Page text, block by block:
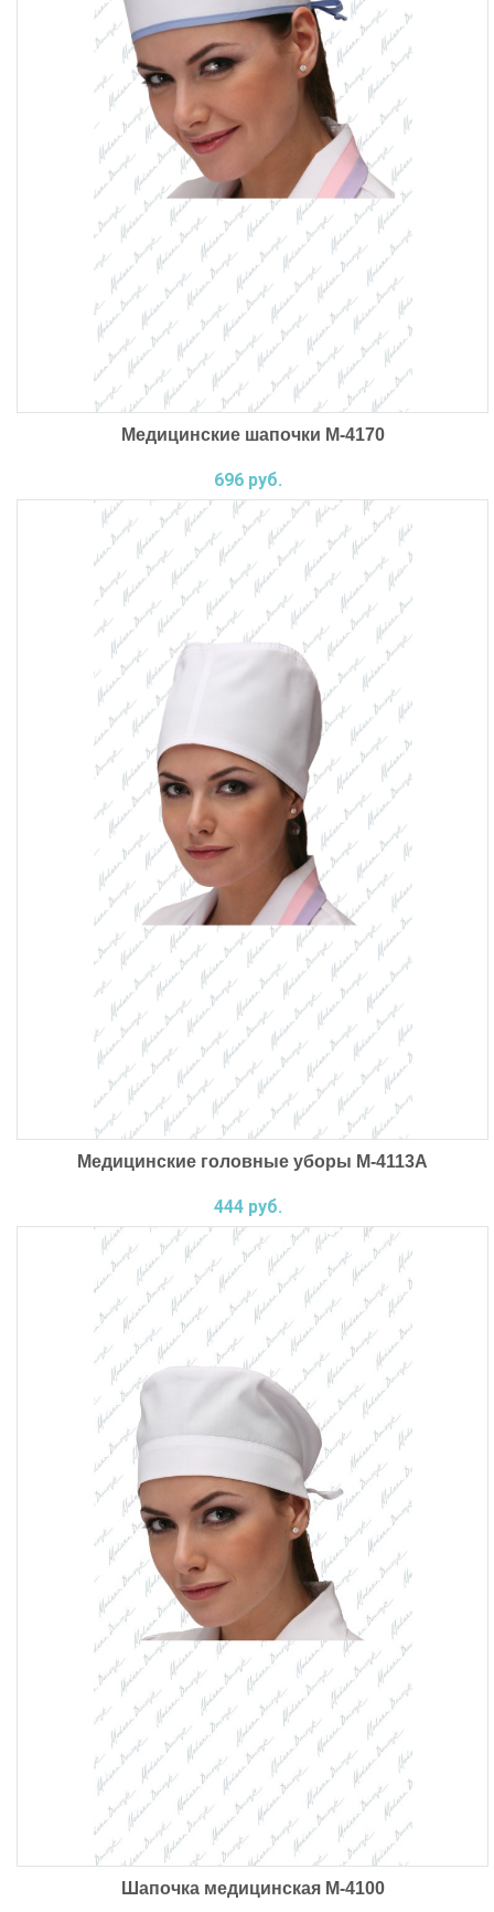
Медицинские шапочки М-4170
696 руб.
Медицинские головные уборы М-4113А
444 руб.
Шапочка медицинская ‌М-4100